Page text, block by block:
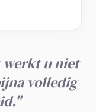
werkt u niet
volledig
"